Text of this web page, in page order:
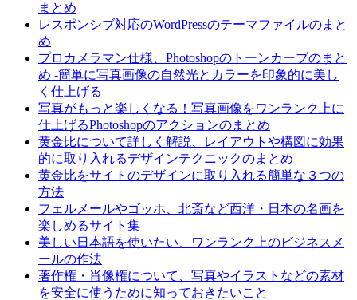
まとめ
レスポンシブ対応のWordPressのテーマファイルのまと
め
プロカメラマン仕様、Photoshopのトーンカーブのまと
め -簡単に写真画像の自然光とカラーを印象的に美し
く仕上げる
写真がもっと楽しくなる！写真画像をワンランク上に
仕上げるPhotoshopのアクションのまとめ
黄金比について詳しく解説、レイアウトや構図に効果
的に取り入れるデザインテクニックのまとめ
黄金比をサイトのデザインに取り入れる簡単な３つの
方法
フェルメールやゴッホ、北斎など西洋・日本の名画を
楽しめるサイト集
美しい日本語を使いたい、ワンランク上のビジネスメ
ールの作法
著作権・肖像権について、写真やイラストなどの素材
を安全に使うために知っておきたいこと